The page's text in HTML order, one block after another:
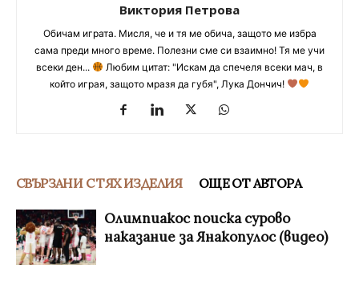
Виктория Петрова
Обичам играта. Мисля, че и тя ме обича, защото ме избра
сама преди много време. Полезни сме си взаимно! Тя ме учи
всеки ден...
Любим цитат: "Искам да спечеля всеки мач, в
който играя, защото мразя да губя", Лука Дончич!
СВЪРЗАНИ С ТЯХ ИЗДЕЛИЯ ОЩЕ ОТ АВТОРА
Олимпиакос поиска сурово
наказание за Янакопулос (видео)